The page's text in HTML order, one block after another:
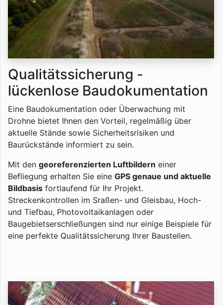
Qualitätssicherung -
lückenlose Baudokumentation
Eine Baudokumentation oder Überwachung mit
Drohne bietet Ihnen den Vorteil, regelmäßig über
aktuelle Stände sowie Sicherheitsrisiken und
Baurückstände informiert zu sein.
Mit den georeferenzierten Luftbildern einer
Befliegung erhalten Sie eine GPS genaue und aktuelle
Bildbasis fortlaufend für Ihr Projekt.
Streckenkontrollen im Sraßen- und Gleisbau, Hoch-
und Tiefbau, Photovoltaikanlagen oder
Baugebietserschließungen sind nur einige Beispiele für
eine perfekte Qualitätssicherung Ihrer Baustellen.